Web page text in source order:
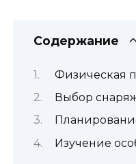
Содержание
Физическая
Выбор
Изучение